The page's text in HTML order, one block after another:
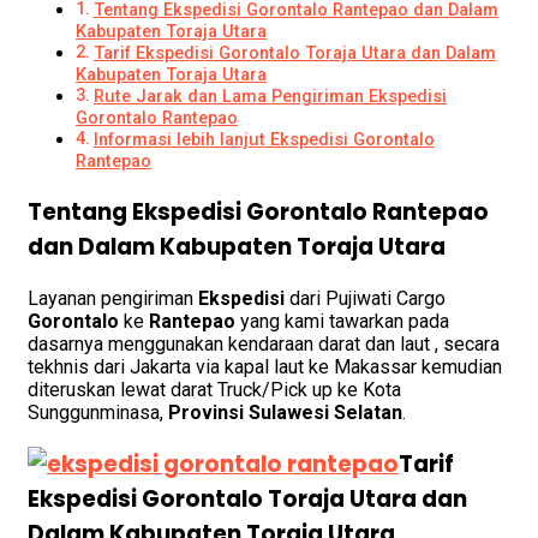
Tentang Ekspedisi Gorontalo Rantepao dan Dalam
Kabupaten Toraja Utara
Tarif Ekspedisi Gorontalo Toraja Utara dan Dalam
Kabupaten Toraja Utara
Rute Jarak dan Lama Pengiriman Ekspedisi
Gorontalo Rantepao
Informasi lebih lanjut Ekspedisi Gorontalo
Rantepao
Tentang Ekspedisi Gorontalo Rantepao
dan Dalam Kabupaten Toraja Utara
Layanan pengiriman Ekspedisi dari Pujiwati Cargo
Gorontalo ke Rantepao yang kami tawarkan pada
dasarnya menggunakan kendaraan darat dan laut , secara
tekhnis dari Jakarta via kapal laut ke Makassar kemudian
diteruskan lewat darat Truck/Pick up ke Kota
Sunggunminasa, Provinsi Sulawesi Selatan.
Tarif
Ekspedisi Gorontalo Toraja Utara dan